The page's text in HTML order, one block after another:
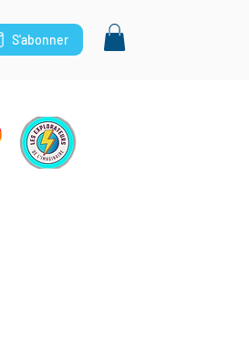
S'abonner